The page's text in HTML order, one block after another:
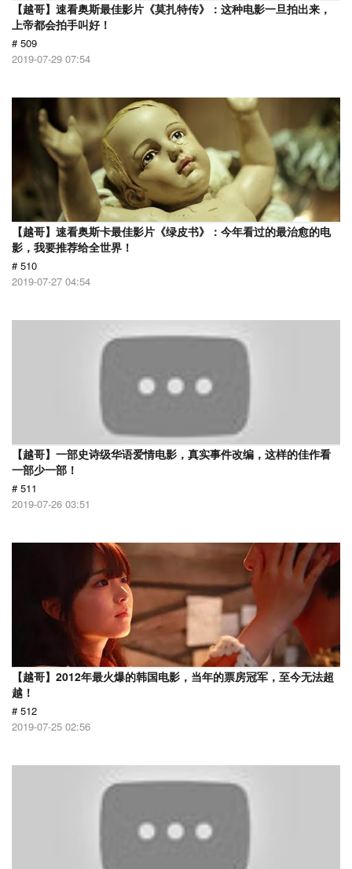
【越哥】速看奥斯最佳影片《莫扎特传》：这种电影一旦拍出来，
上帝都会拍手叫好！
# 509
2019-07-29 07:54
【越哥】速看奥斯卡最佳影片《绿皮书》：今年看过的最治愈的电
影，我要推荐给全世界！
# 510
2019-07-27 04:54
【越哥】一部史诗级华语爱情电影，真实事件改编，这样的佳作看
一部少一部！
# 511
2019-07-26 03:51
【越哥】2012年最火爆的韩国电影，当年的票房冠军，至今无法超
越！
# 512
2019-07-25 02:56